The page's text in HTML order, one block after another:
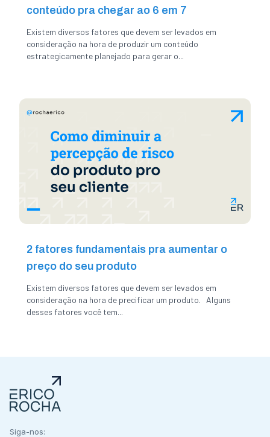
conteúdo pra chegar ao 6 em 7
Existem diversos fatores que devem ser levados em
consideração na hora de produzir um conteúdo
estrategicamente planejado para gerar o...
2 fatores fundamentais pra aumentar o
preço do seu produto
Existem diversos fatores que devem ser levados em
consideração na hora de precificar um produto. Alguns
desses fatores você tem...
Siga-nos: